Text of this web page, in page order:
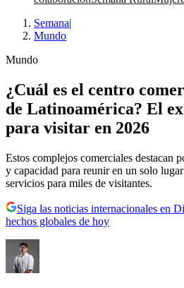
Semana|
Mundo
Mundo
¿Cuál es el centro
de Latinoamérica? El
para visitar en 2026
Estos complejos comerciales destacan
y capacidad para reunir en un solo
servicios para miles de visitantes.
Siga las noticias internacionales en
hechos globales de hoy